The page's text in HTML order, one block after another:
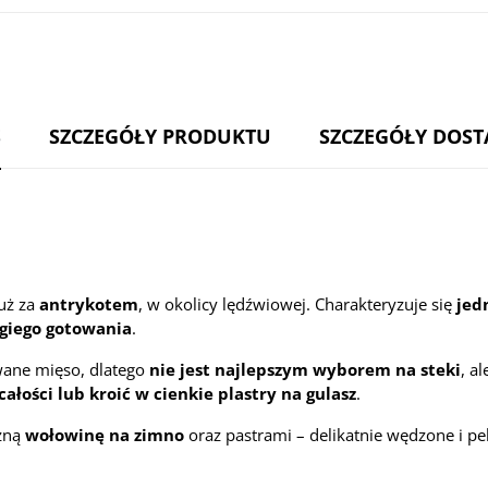
SZCZEGÓŁY PRODUKTU SZCZEGÓŁY
za antrykotem, w okolicy lędźwiowej. Charakteryzuje się
gotowania.
mięso, dlatego nie jest najlepszym wyborem na steki,
lub kroić w cienkie plastry na gulasz.
wołowinę na zimno oraz pastrami – delikatnie wędzone i